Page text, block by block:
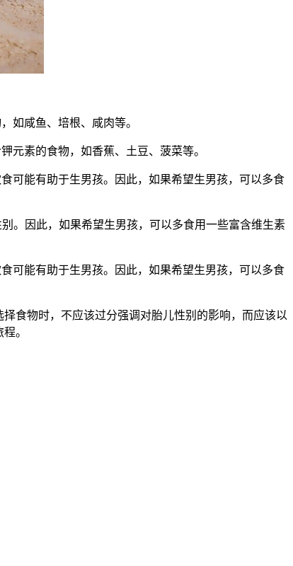
如咸鱼、培根、咸肉等。
素的食物，如香蕉、土豆、菠菜等。
能有助于生男孩。因此，如果希望生男孩，可以多食
。因此，如果希望生男孩，可以多食用一些富含维生素
能有助于生男孩。因此，如果希望生男孩，可以多食
食物时，不应该过分强调对胎儿性别的影响，而应该以
。